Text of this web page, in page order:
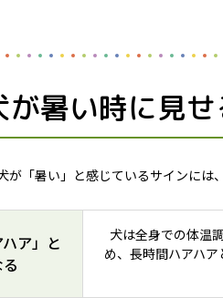
が暑い時に見
が「暑い」と感じているサインには
ア」と
犬は全身での体温
め、長時間ハアハ